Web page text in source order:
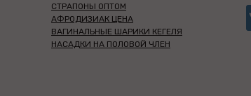
СТРАПОНЫ ОПТОМ
АФРОДИЗИАК ЦЕНА
ВАГИНАЛЬНЫЕ ШАРИКИ КЕГЕЛЯ
НАСАДКИ НА ПОЛОВОЙ ЧЛЕН